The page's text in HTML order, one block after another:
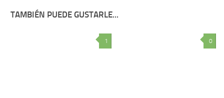
TAMBIÉN PUEDE GUSTARLE...
1 0